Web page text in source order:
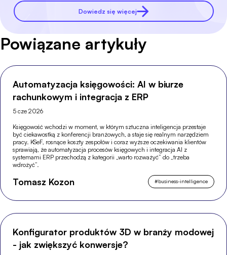
Dowiedz się więcej
Powiązane artykuły
Automatyzacja księgowości: AI w biurze
rachunkowym i integracja z ERP
5 cze 2026
Księgowość wchodzi w moment, w którym sztuczna inteligencja przestaje
być ciekawostką z konferencji branżowych, a staje się realnym narzędziem
pracy. KSeF, rosnące koszty zespołów i coraz wyższe oczekiwania klientów
sprawiają, że automatyzacja procesów księgowych i integracja AI z
systemami ERP przechodzą z kategorii „warto rozważyć” do „trzeba
wdrożyć”.
Tomasz Kozon #business-intelligence
Konfigurator produktów 3D w branży modowej
- jak zwiększyć konwersje?